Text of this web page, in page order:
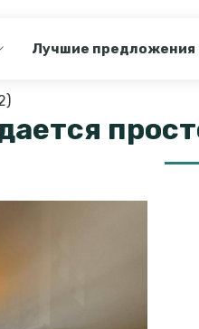
Лучшие предложения